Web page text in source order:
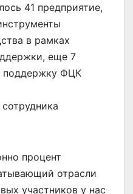
41 предприятие,
в рамках
еще 7
поддержку ФЦК
процент
отрасли
участников у нас